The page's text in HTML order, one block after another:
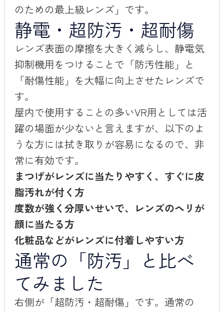
のための最上級レンズ」です。
静電・超防汚・超耐傷
レンズ表面の摩擦を大きく減らし、静電気
抑制機用をつけることで「防汚性能」と
「耐傷性能」を大幅に向上させたレンズで
す。
屋内で使用することの多いVR用としては活
躍の場面が少ないと言えますが、以下のよ
うな方には拭き取りが容易になるので、非
常に有効です。
まつげがレンズに当たりやすく、すぐに皮
脂汚れが付く方
度数が強く分厚いせいで、レンズのヘリが
顔に当たる方
化粧品などがレンズに付着しやすい方
通常の「防汚」と比べ
てみました
右側が「超防汚・超耐傷」です。通常の